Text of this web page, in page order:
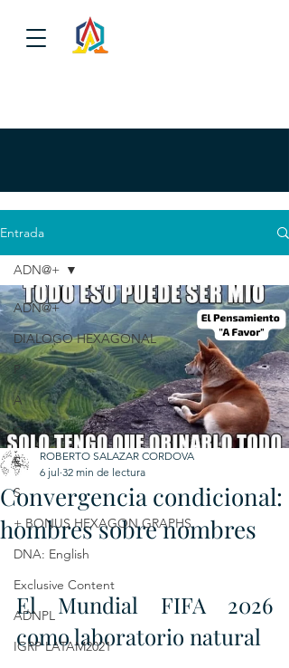
Entrada
ADN@+
DIALOGO HEXAGONAL
P
A
C
E
S
+ BONUS HEXAGON GRAPHS
DNA: English
Exclusive Content
ADNPL
IGRP LATAM2021
ADN@+
Convergencia condicional:
hombres sobre nombres
ROBERTO SALAZAR CORDOVA
6 jul 32 min de lectura
El Mundial FIFA 2026
como laboratorio natural